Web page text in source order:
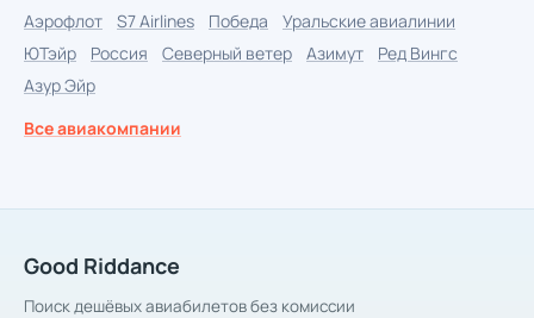
Аэрофлот S7 Airlines Победа
Уральские авиалинии
ЮТэйр
Россия Северный ветер Азимут
Ред Вингс
Азур Эйр
Все авиакомпании
Good Riddance
Поиск дешёвых авиабилетов без комиссии